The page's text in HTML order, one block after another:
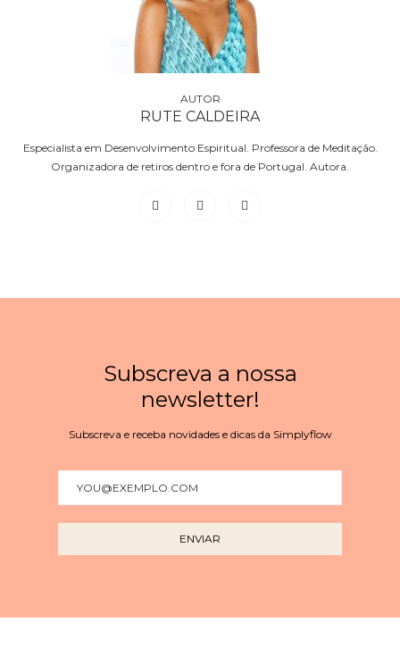
RUTE CALDEIRA
Especialista em Desenvolvimento Espiritual. Professora de Meditação.
Organizadora de retiros dentro e fora de Portugal. Autora.
Subscreva a nossa
newsletter!
Subscreva e receba novidades e dicas da Simplyflow